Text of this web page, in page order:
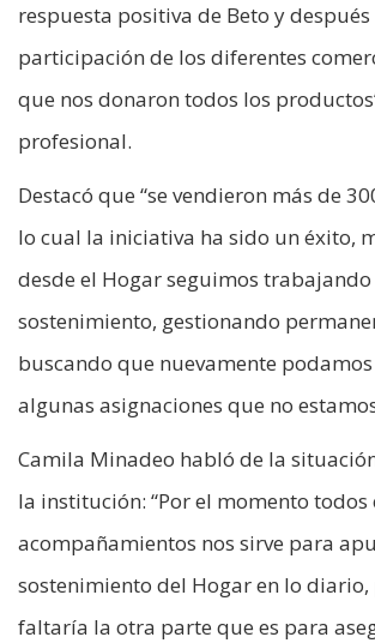
respuesta positiva de Beto y
participación de los diferentes
que nos donaron todos los
profesional.
Destacó que “se vendieron más de
lo cual la iniciativa ha sido un éxito,
desde el Hogar seguimos
sostenimiento, gestionando
buscando que nuevamente
algunas asignaciones que no
Camila Minadeo habló de la
la institución: “Por el momento todos
acompañamientos nos sirve para
sostenimiento del Hogar en lo diario,
faltaría la otra parte que es para